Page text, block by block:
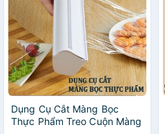
Dụng Cụ Cắt Màng Bọc
Thực Phẩm Treo Cuộn Màng